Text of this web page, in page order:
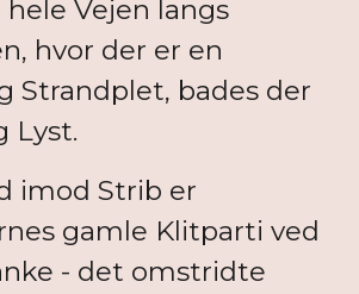
hele Vejen langs
hvor der er en
Strandplet, bades der
Lyst.
Strib er
gamle Klitparti ved
- det omstridte